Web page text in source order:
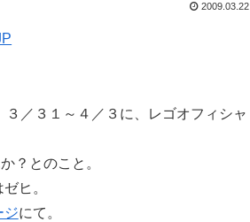
2009.03.22
／３１～４／３に、レゴオフィシャ
？とのこと。
ヒ。
ジにて。